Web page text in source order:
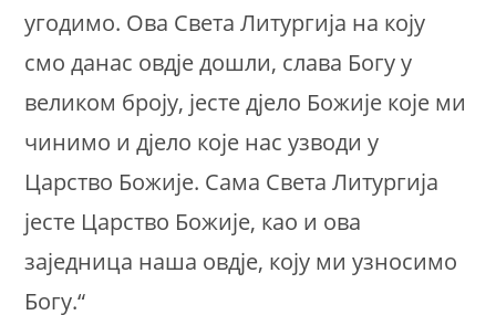
угодимо. Ова Света Литургија на коју
смо данас овдје дошли, слава Богу у
великом броју, јесте дјело Божије које ми
чинимо и дјело које нас узводи у
Царство Божије. Сама Света Литургија
јесте Царство Божије, као и ова
заједница наша овдје, коју ми узносимо
Богу.“